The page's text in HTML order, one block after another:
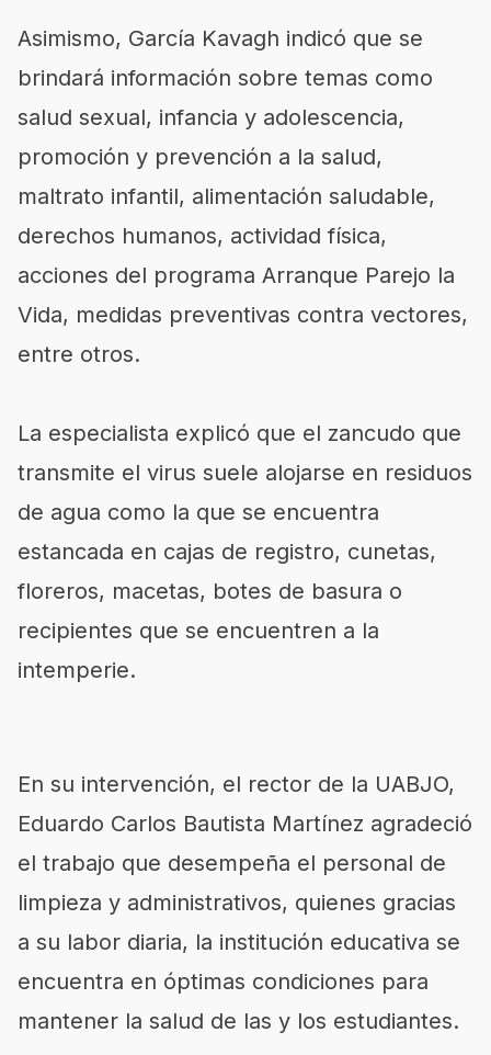
Asimismo, García Kavagh indicó que se
brindará información sobre temas como
salud sexual, infancia y adolescencia,
promoción y prevención a la salud,
maltrato infantil, alimentación saludable,
derechos humanos, actividad física,
acciones del programa Arranque Parejo la
Vida, medidas preventivas contra vectores,
entre otros.
La especialista explicó que el zancudo que
transmite el virus suele alojarse en residuos
de agua como la que se encuentra
estancada en cajas de registro, cunetas,
floreros, macetas, botes de basura o
recipientes que se encuentren a la
intemperie.
En su intervención, el rector de la UABJO,
Eduardo Carlos Bautista Martínez agradeció
el trabajo que desempeña el personal de
limpieza y administrativos, quienes gracias
a su labor diaria, la institución educativa se
encuentra en óptimas condiciones para
mantener la salud de las y los estudiantes.